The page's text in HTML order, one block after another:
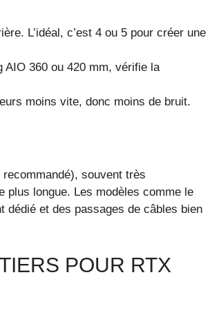
L’idéal, c’est 4 ou 5 pour créer une
360 ou 420 mm, vérifie la
moins vite, donc moins de bruit.
recommandé), souvent très
plus longue. Les modèles comme le
dédié et des passages de câbles bien
POUR RTX